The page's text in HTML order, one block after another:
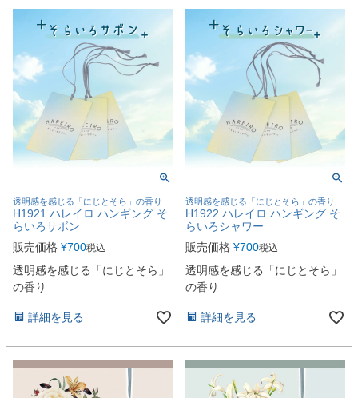
透明感を感じる「にじとそら」の香り
H1921 ハレイロ ハンギング そ
らいろサボン
販売価格 ¥700税込
透明感を感じる「にじとそら」
の香り
詳細を見る
透明感を感じる「にじとそら」の香り
H1922 ハレイロ ハンギング そ
らいろシャワー
販売価格 ¥700税込
透明感を感じる「にじとそら」
の香り
詳細を見る